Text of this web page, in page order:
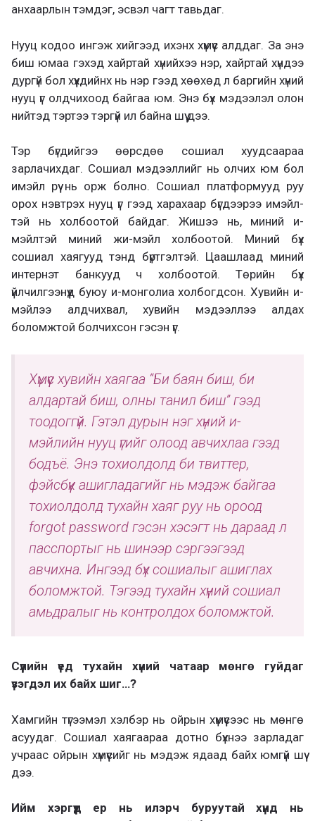
анхаарлын тэмдэг, эсвэл чагт тавьдаг.
Нууц кодоо ингэж хийгээд ихэнх хүмүүс алддаг. За энэ
биш юмаа гэхэд хайртай хүнийхээ нэр, хайртай хүндээ
дургүй бол хүүхдийнх нь нэр гээд хөөхөд л баргийн хүний
нууц үг олдчихоод байгаа юм. Энэ бүх мэдээлэл олон
нийтэд тэртээ тэргүй ил байна шүү дээ.
Тэр бүгдийгээ өөрсдөө сошиал хуудсаараа
зарлачихдаг. Сошиал мэдээллийг нь олчих юм бол
имэйл рүү нь орж болно. Сошиал платформууд руу
орох нэвтрэх нууц үг гээд харахаар бүгдээрээ имэйл-
тэй нь холбоотой байдаг. Жишээ нь, миний и-
мэйлтэй миний жи-мэйл холбоотой. Миний бүх
сошиал хаягууд тэнд бүртгэлтэй. Цаашлаад миний
интернэт банкууд ч холбоотой. Төрийн бүх
үйлчилгээнүүд буюу и-монголиа холбогдсон. Хувийн и-
мэйлээ алдчихвал, хувийн мэдээллээ алдах
боломжтой болчихсон гэсэн үг.
Хүмүүс хувийн хаягаа “Би баян биш, би
алдартай биш, олны танил биш” гээд
тоодоггүй. Гэтэл дурын нэг хүний и-
мэйлийн нууц үгийг олоод авчихлаа гээд
бодъё. Энэ тохиолдолд би твиттер,
фэйсбүүк ашигладагийг нь мэдэж байгаа
тохиолдолд тухайн хаяг руу нь ороод
forgot password гэсэн хэсэгт нь дараад л
пасспортыг нь шинээр сэргээгээд
авчихна. Ингээд бүх сошиалыг ашиглах
боломжтой. Тэгээд тухайн хүний сошиал
амьдралыг нь контролдох боломжтой.
Сүүлийн үед тухайн хүний чатаар мөнгө гуйдаг
үзэгдэл их байх шиг…?
Хамгийн түгээмэл хэлбэр нь ойрын хүмүүсээс нь мөнгө
асуудаг. Сошиал хаягаараа дотно бүхнээ зарладаг
учраас ойрын хүмүүсийг нь мэдэж ядаад байх юмгүй шүү
дээ.
Ийм хэргүүд ер нь илэрч буруутай хүнд нь